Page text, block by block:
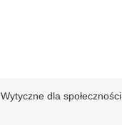
Wytyczne dla społeczności